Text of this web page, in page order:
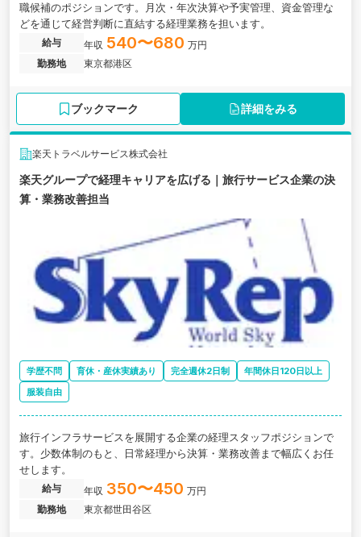
職候補のポジションです。月次・年次決算や予実管理、資金管理な
どを通じて経営判断に直結する経理業務を担います。
給与 年収 540〜680 万円
勤務地
東京都港区
ブックマーク 詳細をみる
楽天トラベルサービス株式会社
楽天グループで経理キャリアを広げる｜旅行サービス企業の決
算・業務改善担当
学歴不問 育休・産休実績あり 完全週休2日制
年間休日120日以上
服装自由
旅行インフラサービスを展開する企業の経理スタッフポジションで
す。少数体制のもと、日常経理から決算・業務改善まで幅広くお任
せします。
給与 年収 350〜450 万円
勤務地
東京都世田谷区